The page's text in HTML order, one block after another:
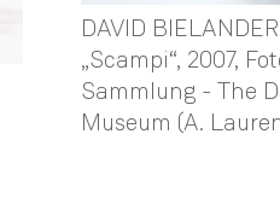
DAVID
„Scampi“, 2007,
Sammlung - The
Museum (A.